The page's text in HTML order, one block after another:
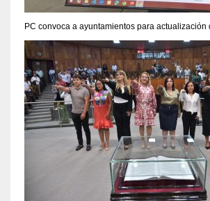
PC convoca a ayuntamientos para actualización